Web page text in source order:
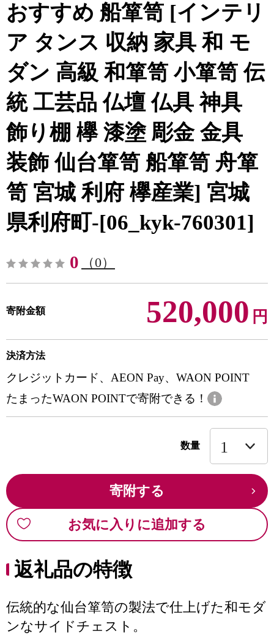
おすすめ 船箪笥 [インテリ
ア タンス 収納 家具 和 モ
ダン 高級 和箪笥 小箪笥 伝
統 工芸品 仏壇 仏具 神具
飾り棚 欅 漆塗 彫金 金具
装飾 仙台箪笥 船箪笥 舟箪
笥 宮城 利府 欅産業] 宮城
県利府町-[06_kyk-760301]
0 （0）
寄附金額 520,000 円
決済方法
クレジットカード、AEON Pay、WAON POINT
たまったWAON POINTで寄附できる！
数量
寄附する
お気に入りに追加する
返礼品の特徴
伝統的な仙台箪笥の製法で仕上げた和モダ
ンなサイドチェスト。